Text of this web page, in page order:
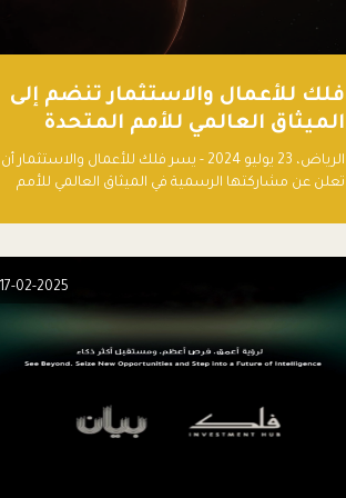
فلك للأعمال والاستثمار تنضم إلى
الميثاق العالمي للأمم المتحدة
وتعزز التزامها بالاستدامة مع
مسرعة فلاقشِب: تقنيات المناخ
الرياض، 23 يوليو 2024 - يسر فلك للأعمال والاستثمار أن
تعلن عن مشاركتها الرسمية في الميثاق العالمي للأمم
المستدامة والمسؤولة.
17-02-2025